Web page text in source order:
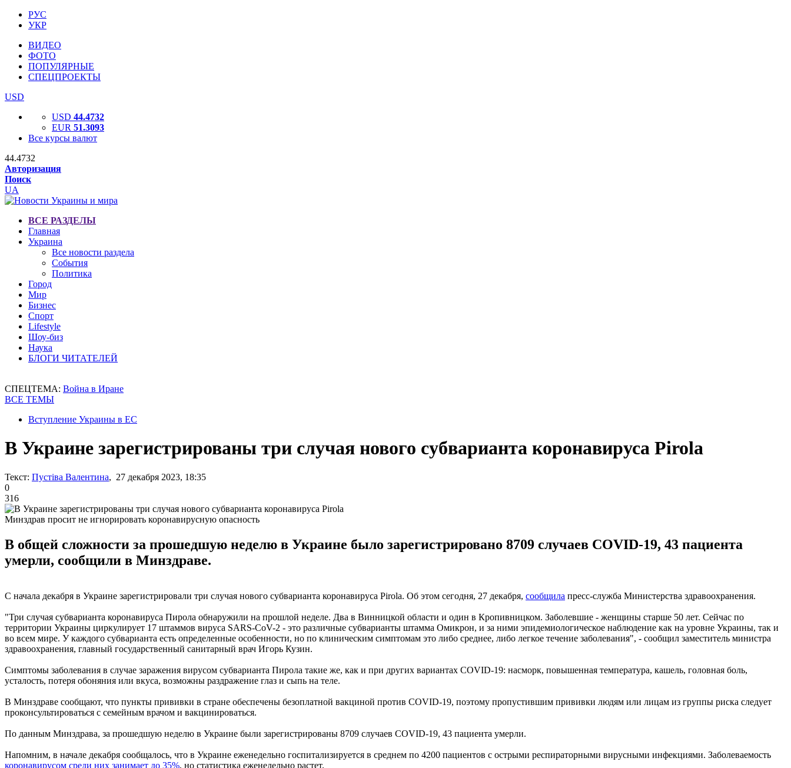
РУС
УКР
ВИДЕО
ФОТО
ПОПУЛЯРНЫЕ
СПЕЦПРОЕКТЫ
USD
USD 44.4732
EUR 51.3093
Все курсы валют
44.4732
Авторизация
Поиск
UA
ВСЕ РАЗДЕЛЫ
Главная
Украина
Все новости раздела
События
Политика
Город
Мир
Бизнес
Спорт
Lifestyle
Шоу-биз
Наука
БЛОГИ ЧИТАТЕЛЕЙ
СПЕЦТЕМА: Война в Иране
ВСЕ ТЕМЫ
Вступление Украины в ЕС
В Украине зарегистрированы три случая нового субварианта коронавируса Pirola
Текст: Пустіва Валентина, 27 декабря 2023, 18:35
0
316
Минздрав просит не игнорировать коронавирусную опасность
В общей сложности за прошедшую неделю в Украине было зарегистрировано 8709 случаев COVID-19, 43 пациента
умерли, сообщили в Минздраве.
С начала декабря в Украине зарегистрировали три случая нового субварианта коронавируса Pirola. Об этом сегодня, 27 декабря, сообщила пресс-служба Министерства здравоохранения.
"Три случая субварианта коронавируса Пирола обнаружили на прошлой неделе. Два в Винницкой области и один в Кропивницком. Заболевшие - женщины старше 50 лет. Сейчас по
территории Украины циркулирует 17 штаммов вируса SARS-CoV-2 - это различные субварианты штамма Омикрон, и за ними эпидемиологическое наблюдение как на уровне Украины, так и
во всем мире. У каждого субварианта есть определенные особенности, но по клиническим симптомам это либо среднее, либо легкое течение заболевания", - сообщил заместитель министра
здравоохранения, главный государственный санитарный врач Игорь Кузин.
Симптомы заболевания в случае заражения вирусом субварианта Пирола такие же, как и при других вариантах COVID-19: насморк, повышенная температура, кашель, головная боль,
усталость, потеря обоняния или вкуса, возможны раздражение глаз и сыпь на теле.
В Минздраве сообщают, что пункты прививки в стране обеспечены безоплатной вакциной против COVID-19, поэтому пропустившим прививки людям или лицам из группы риска следует
проконсультироваться с семейным врачом и вакцинироваться.
По данным Минздрава, за прошедшую неделю в Украине были зарегистрированы 8709 случаев COVID-19, 43 пациента умерли.
Напомним, в начале декабря сообщалось, что в Украине еженедельно госпитализируется в среднем по 4200 пациентов с острыми респираторными вирусными инфекциями. Заболеваемость
коронавирусом среди них занимает до 35%, но статистика еженедельно растет.